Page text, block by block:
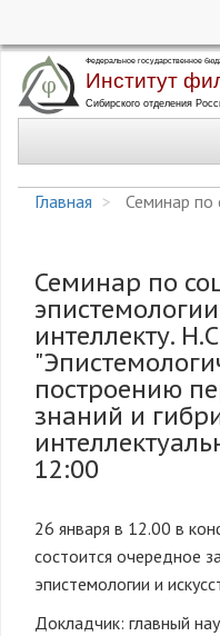
Перейти
основному
Главная
Семинар по
Семинар по
интеллекту.
построению
знаний и
12:00
26 января в 12.00 в
состоится очередное
эпистемологии и
Докладчик: главный